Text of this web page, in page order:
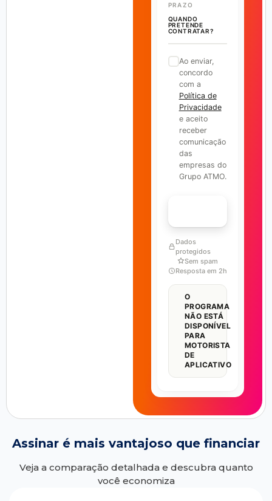
PRAZO
QUANDO
PRETENDE
CONTRATAR?
Ao enviar,
concordo
com a
Política de
Privacidade
e aceito
receber
comunicação
das
empresas do
Grupo ATMO.
Dados
protegidos
Sem spam
Resposta em 2h
O
PROGRAMA
NÃO ESTÁ
DISPONÍVEL
PARA
MOTORISTA
DE
APLICATIVO
Assinar é mais vantajoso que financiar
Veja a comparação detalhada e descubra quanto
você economiza